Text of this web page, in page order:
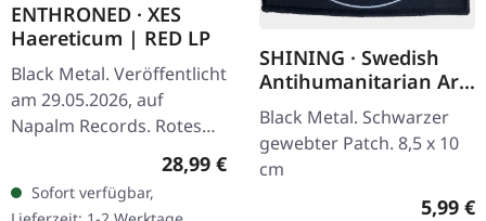
ENTHRONED · XES
Haereticum | RED LP
Black Metal. Veröffentlicht
am 29.05.2026, auf
Napalm Records. Rotes
Vinyl im Gatefold-Cover.
Exemplare. Die
Regulärer Preis:
28,99 €
Sofort verfügbar,
SHINING · Swedish
Antihumanitarian Art
| PATCH
Black Metal. Schwarzer
gewebter Patch. 8,5 x 10
cm
5,99 €